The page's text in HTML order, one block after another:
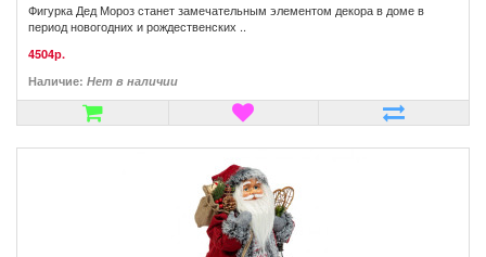
Фигурка Дед Мороз станет замечательным элементом декора в доме в
период новогодних и рождественских ..
4504р.
Наличие: Нет в наличии